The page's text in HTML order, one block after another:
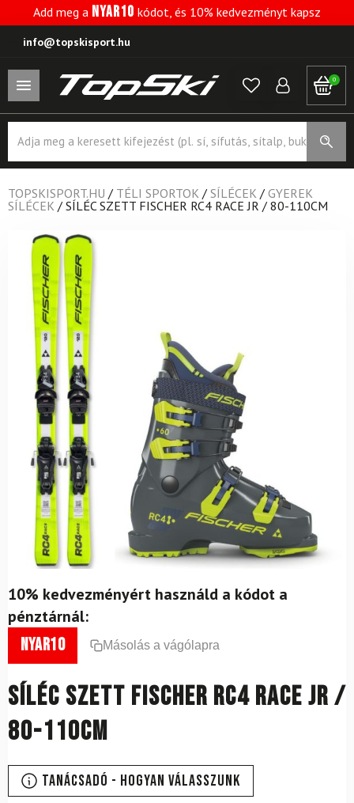
Add meg a NYAR10 kódot, és 10% kedvezményt kapsz
info@topskisport.hu
0
search
TOPSKISPORT.HU / TÉLI SPORTOK / SÍLÉCEK / GYEREK
SÍLÉCEK / SÍLÉC SZETT FISCHER RC4 RACE JR / 80-110CM
10% kedvezményért használd a kódot a
pénztárnál:
nyar10 Másolás a vágólapra
Síléc szett FISCHER RC4 RACE JR /
80-110cm
Tanácsadó - Hogyan válasszunk